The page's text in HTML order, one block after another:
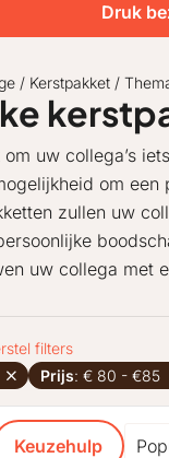
Druk
/ Kerstpakket /
uw collega’s
om
zullen uw
uw collega met
filters
Prijs: € 80 - €85
Keuzehulp